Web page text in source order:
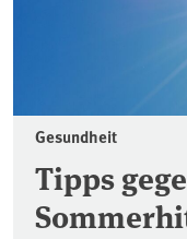
Gesundheit
Tipps